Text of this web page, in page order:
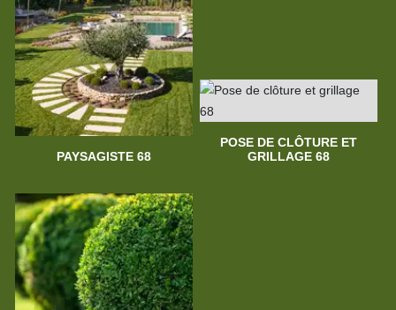
PAYSAGISTE 68
POSE DE CLÔTURE ET
GRILLAGE 68